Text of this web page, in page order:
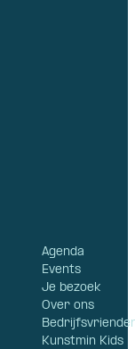
Agenda
Events
Je bezoek
Over ons
Kunstmin Kids